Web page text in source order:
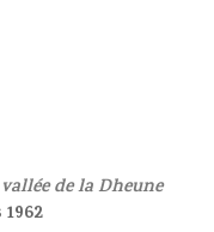
de la Dheune